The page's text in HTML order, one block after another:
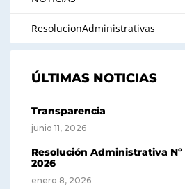
ResolucionAdministrativas
ÚLTIMAS NOTICIAS
Transparencia
junio 11, 2026
Resolución Administrativa Nº
2026
enero 8, 2026